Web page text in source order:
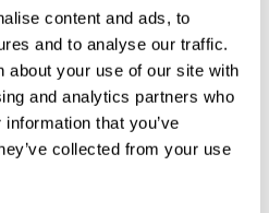
content and ads, to
and to analyse our traffic.
about your use of our site with
and analytics partners who
that you’ve
collected from your use
è un gioco da ragazzi.”
è semplice, richiede una
disciplina. Durante il
preparazione alle
fino a 20 ore la settimana,
Nella bassa stagione,
10-12 ore la settimana.